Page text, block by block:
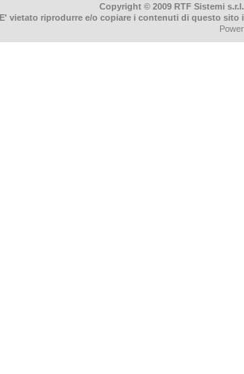
Copyright © 2009 RTF Sistemi
E' vietato riprodurre e/o copiare i contenuti di questo